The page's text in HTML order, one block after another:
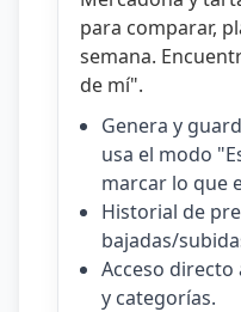
para comparar,
semana.
de mí".
Genera y
usa el modo
marcar lo que
Historial de
bajadas/
Acceso
y categorías.